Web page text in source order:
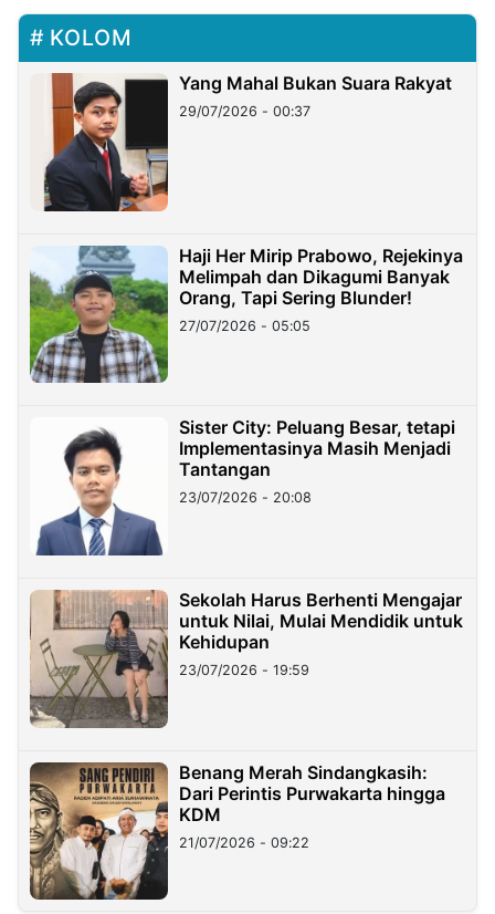
KOLOM
Yang Mahal Bukan Suara Rakyat
29/07/2026 - 00:37
Haji Her Mirip Prabowo, Rejekinya
Melimpah dan Dikagumi Banyak
Orang, Tapi Sering Blunder!
27/07/2026 - 05:05
Sister City: Peluang Besar, tetapi
Implementasinya Masih Menjadi
Tantangan
23/07/2026 - 20:08
Sekolah Harus Berhenti Mengajar
untuk Nilai, Mulai Mendidik untuk
Kehidupan
23/07/2026 - 19:59
Benang Merah Sindangkasih:
Dari Perintis Purwakarta hingga
KDM
21/07/2026 - 09:22